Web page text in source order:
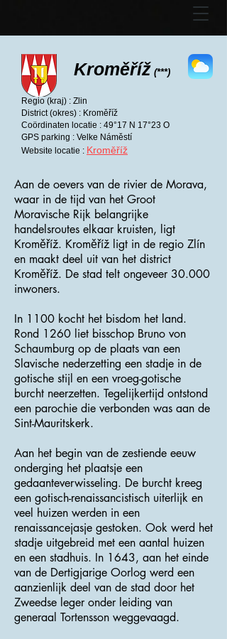
Kroměříž (***)
Regio (kraj) : Zlin
District (okres) : Kroměříž
Coördinaten locatie : 49°17 N 17°23 O
GPS parking : Velke Náměstí
Website locatie : Kroměříž
Aan de oevers van de rivier de Morava,
waar in de tijd van het Groot
Moravische Rijk belangrijke
handelsroutes elkaar kruisten, ligt
Kroměříž. Kroměříž ligt in de regio Zlín
en maakt deel uit van het district
Kroměříž. De stad telt ongeveer 30.000
inwoners.
In 1100 kocht het bisdom het land.
Rond 1260 liet bisschop Bruno von
Schaumburg op de plaats van een
Slavische nederzetting een stadje in de
gotische stijl en een vroeg-gotische
burcht neerzetten. Tegelijkertijd ontstond
een parochie die verbonden was aan de
Sint-Mauritskerk.
Aan het begin van de zestiende eeuw
onderging het plaatsje een
gedaanteverwisseling. De burcht kreeg
een gotisch-renaissancistisch uiterlijk en
veel huizen werden in een
renaissancejasje gestoken. Ook werd het
stadje uitgebreid met een aantal huizen
en een stadhuis. In 1643, aan het einde
van de Dertigjarige Oorlog werd een
aanzienlijk deel van de stad door het
Zweedse leger onder leiding van
generaal Tortensson weggevaagd.